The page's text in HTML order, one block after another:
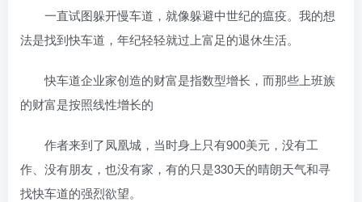
一直试图躲开慢车道，就像躲避中世纪的瘟疫。我的想
法是找到快车道，年纪轻轻就过上富足的退休生活。
快车道企业家创造的财富是指数型增长，而那些上班族
的财富是按照线性增长的
作者来到了凤凰城，当时身上只有900美元，没有工
作、没有朋友，也没有家，有的只是330天的晴朗天气和寻
找快车道的强烈欲望。